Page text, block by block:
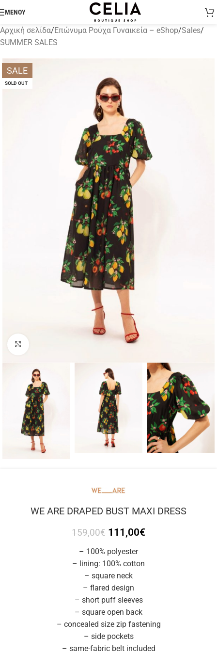
ΜΕΝΟΥ
Αρχική σελίδα/Επώνυμα Ρούχα Γυναικεία – eShop/Sales/
SUMMER SALES
SALE
SOLD OUT
Click to enlarge
WE ARE DRAPED BUST MAXI DRESS
159,00€ 111,00€
– 100% polyester
– lining: 100% cotton
– square neck
– flared design
– short puff sleeves
– square open back
– concealed size zip fastening
– side pockets
– same-fabric belt included